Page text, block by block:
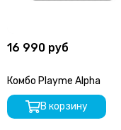
16 990 руб
Комбо Playme Alpha
В корзину